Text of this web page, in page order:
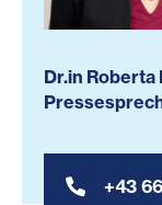
Dr.in
+43